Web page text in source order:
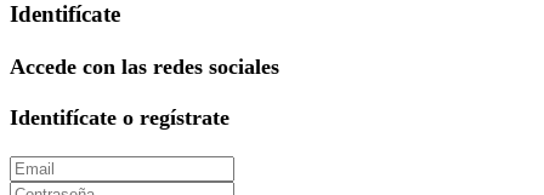
Identifícate
Accede con las redes sociales
Identifícate o regístrate